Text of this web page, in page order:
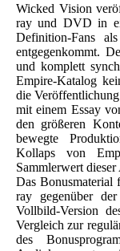
Wicked Vision
ray und DVD in
Definition-Fans
entgegenkommt.
und komplett
Empire-Katalog
die
mit einem Essay
den größeren
bewegte
Kollaps von
Sammlerwert
Das Bonusmaterial
ray gegenüber
Vollbild-Version
Vergleich zur
des